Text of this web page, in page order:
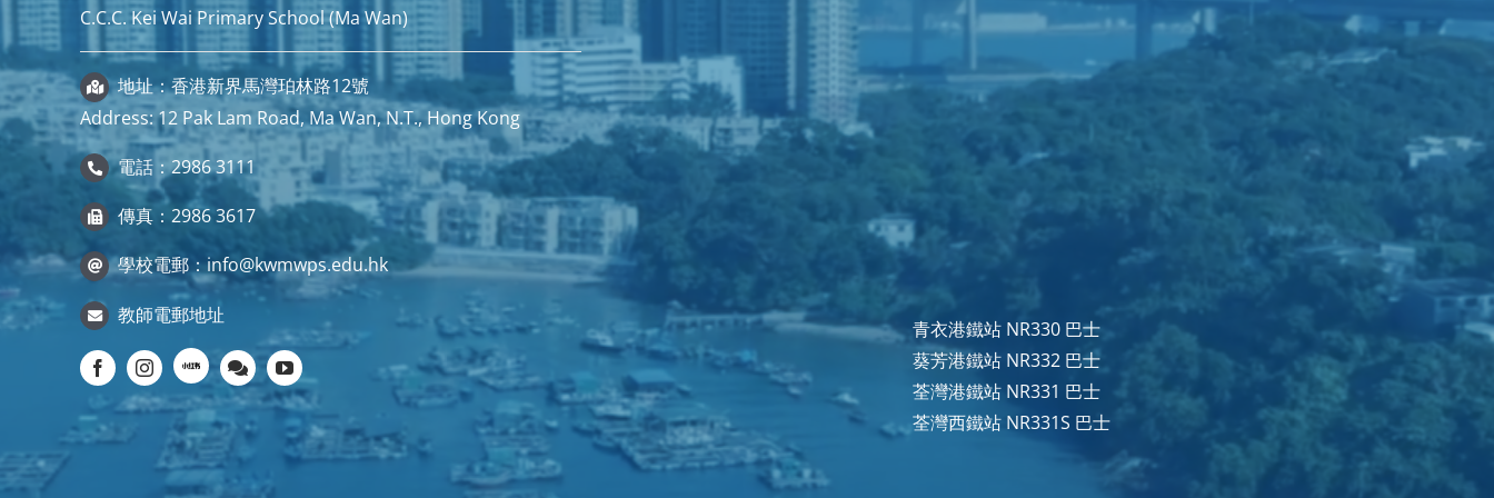
C.C.C. Kei Wai Primary School (Ma Wan)
地址：香港新界馬灣珀林路12號
Address: 12 Pak Lam Road, Ma Wan, N.T., Hong Kong
電話：2986 3111
傳真：2986 3617
學校電郵：info@kwmwps.edu.hk
教師電郵地址
青衣港鐵站 NR330 巴士
葵芳港鐵站 NR332 巴士
荃灣港鐵站 NR331 巴士
荃灣西鐵站 NR331S 巴士